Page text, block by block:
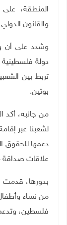
المنطقة،
والقانون
وشدد على أن
دولة فلسطينية
تربط بين
بوتين.
من جانبه، أكد
لشعبنا عبر
دعمها للحقوق
علاقات صداقة
بدورها، قدمت
من نساء
فلسطين،